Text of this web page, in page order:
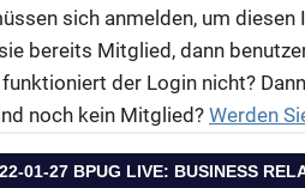
sich anmelden, um diesen
bereits Mitglied, dann
der Login nicht?
noch kein Mitglied?Werden
01-27 BPUG LIVE: BUSINESS